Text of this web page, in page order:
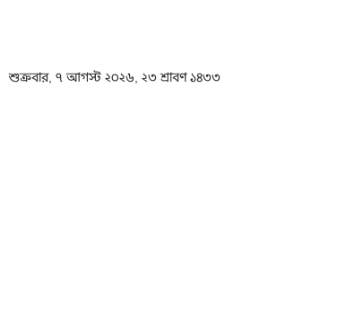
শুক্রবার, ৭ আগস্ট ২০২৬, ২৩ শ্রাবণ ১৪৩৩